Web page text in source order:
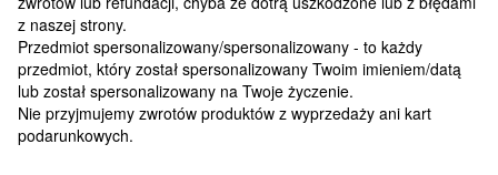
z naszej strony.
Przedmiot spersonalizowany/spersonalizowany - to każdy
przedmiot, który został spersonalizowany Twoim imieniem/datą
lub został spersonalizowany na Twoje życzenie.
Nie przyjmujemy zwrotów produktów z wyprzedaży ani kart
podarunkowych.